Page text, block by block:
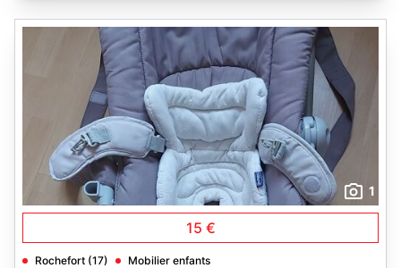
1
15 €
Rochefort (17) Mobilier enfants